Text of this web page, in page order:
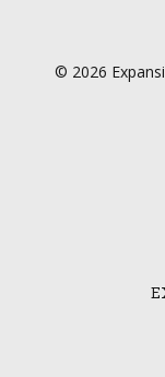
© 2026